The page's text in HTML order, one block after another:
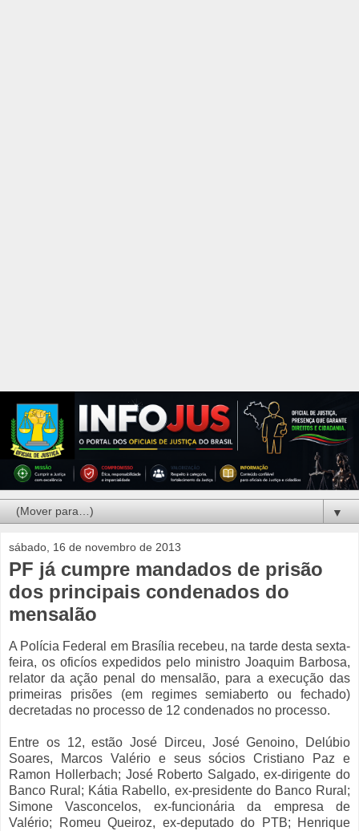
▼
sábado, 16 de novembro de 2013
PF já cumpre mandados de prisão
dos principais condenados do
mensalão
A Polícia Federal em Brasília recebeu, na tarde desta sexta-
feira, os oficíos expedidos pelo ministro Joaquim Barbosa,
relator da ação penal do mensalão, para a execução das
primeiras prisões (em regimes semiaberto ou fechado)
decretadas no processo de 12 condenados no processo.
Entre os 12, estão José Dirceu, José Genoino, Delúbio
Soares, Marcos Valério e seus sócios Cristiano Paz e
Ramon Hollerbach; José Roberto Salgado, ex-dirigente do
Banco Rural; Kátia Rabello, ex-presidente do Banco Rural;
Simone Vasconcelos, ex-funcionária da empresa de
Valério; Romeu Queiroz, ex-deputado do PTB; Henrique